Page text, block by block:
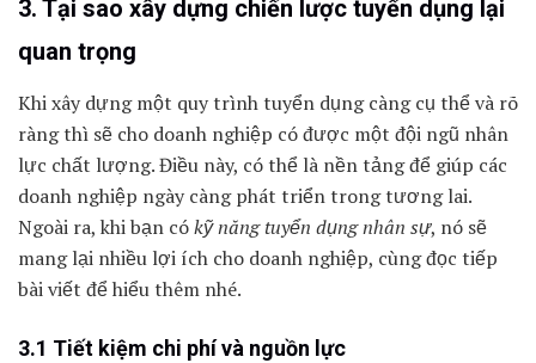
3. Tại sao xây dựng chiến lược tuyển dụng lại
quan trọng
Khi xây dựng một quy trình tuyển dụng càng cụ thể và rõ
ràng thì sẽ cho doanh nghiệp có được một đội ngũ nhân
lực chất lượng. Điều này, có thể là nền tảng để giúp các
doanh nghiệp ngày càng phát triển trong tương lai.
Ngoài ra, khi bạn cókỹ năng tuyển dụng nhân sự, nó sẽ
mang lại nhiều lợi ích cho doanh nghiệp, cùng đọc tiếp
bài viết để hiểu thêm nhé.
3.1 Tiết kiệm chi phí và nguồn lực